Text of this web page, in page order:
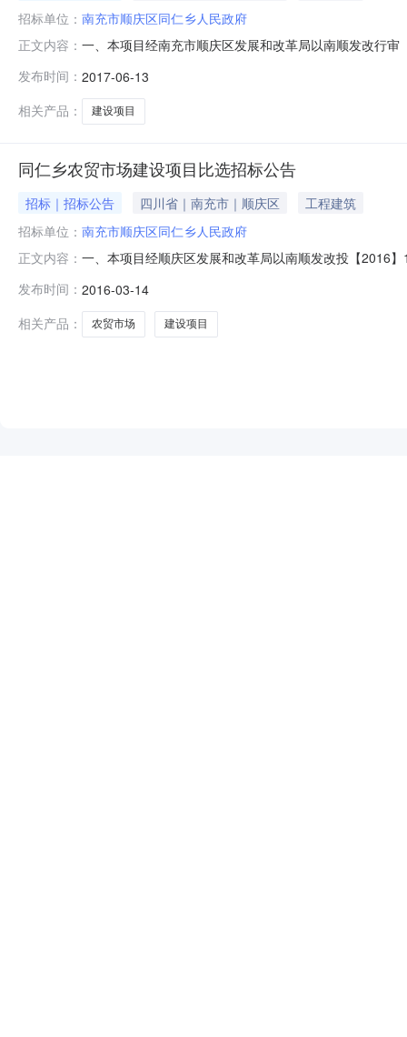
招标单位： 南充市顺庆区同仁乡人民政府
正文内容： 一、本项目经南充市顺庆区发展和改革局以南顺发改行
同仁乡四方寨文化活动中心建设项目建设地点南充市顺
内容建设资金区文旅局、
发布时间： 2017-06-13
相关产品：
建设项目
同仁乡农贸市场建设项目比选招标公告
招标｜招标公告 四川省｜南充市｜顺庆区
工程建筑
招标单位： 南充市顺庆区同仁乡人民政府
正文内容： 一、本项目经顺庆区发展和改革局以南顺发改投【2016
市场建设项目建设地点南充市顺庆区同仁乡实施时间总
内容（合同段划分）（表二）施
发布时间： 2016-03-14
相关产品：
农贸市场 建设项目